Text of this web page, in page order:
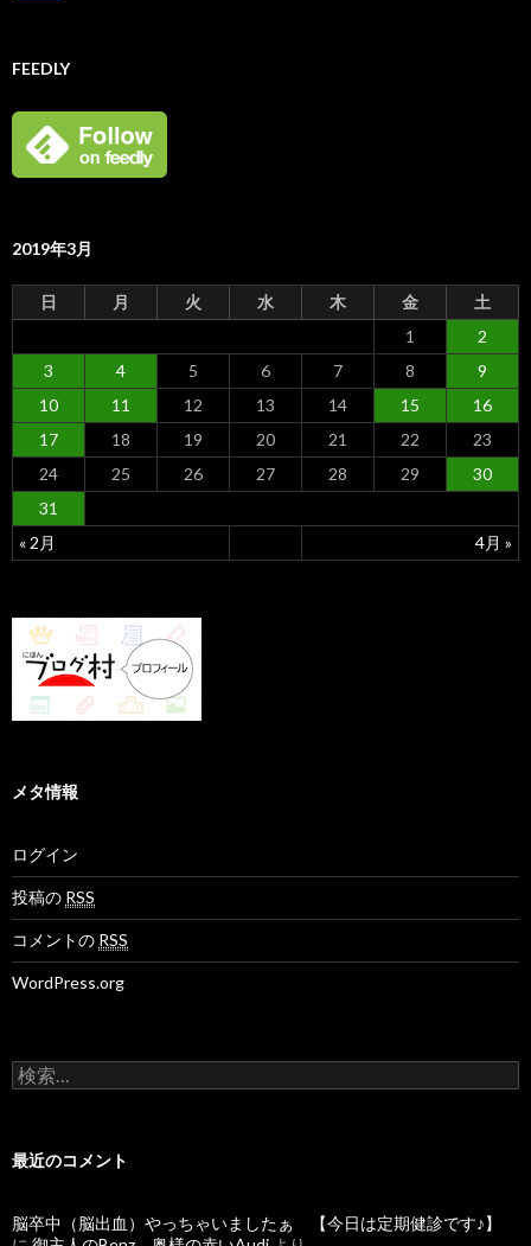
FEEDLY
2019年3月
日 月 火 水 木 金 土
« 2月 4月 »
1
2
3
4 5 6 7 8
9
10
11 12 13 14 15
16
17
18 19 20 21 22
23
24
25 26 27 28 29
30
31
メタ情報
ログイン
投稿の RSS
コメントの RSS
WordPress.org
検
索
最近のコメント
脳卒中（脳出血）やっちゃいましたぁ 【今日は定期健診です♪】